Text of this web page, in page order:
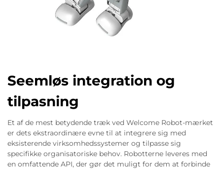
Seemløs integration og
tilpasning
Et af de mest betydende træk ved Welcome Robot-mærket
er dets ekstraordinære evne til at integrere sig med
eksisterende virksomhedssystemer og tilpasse sig
specifikke organisatoriske behov. Robotterne leveres med
en omfattende API, der gør det muligt for dem at forbinde